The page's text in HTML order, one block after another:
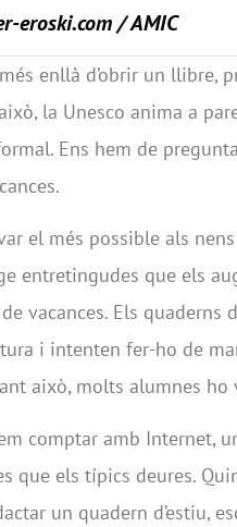
eroski.com/ AMIC
enllà d’obrir un llibre,
la Unesco anima a
Ens hem de
el més possible als
entretingudes que els
vacances. Els quaderns
i intenten fer-ho de
això, molts alumnes ho
comptar amb Internet,
que els típics deures.
un quadern d’estiu,